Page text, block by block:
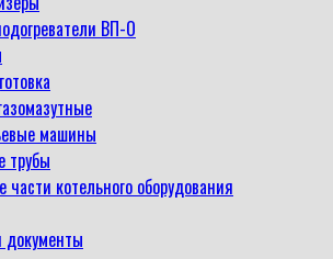
ВП-О
машины
трубы
части котельного оборудования